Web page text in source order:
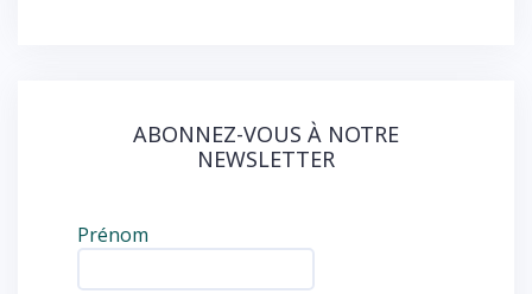
ABONNEZ-VOUS À NOTRE
NEWSLETTER
Prénom